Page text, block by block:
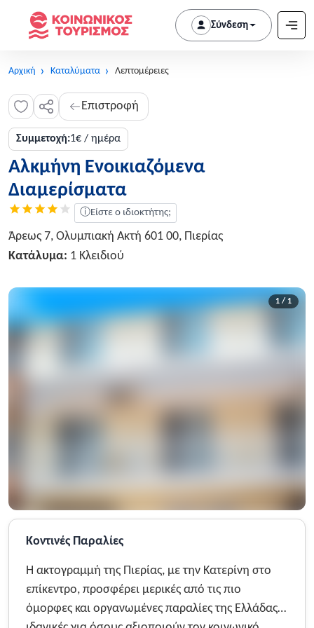
Σύνδεση
Αρχική Καταλύματα Λεπτομέρειες
Συμμετοχή:1€ / ημέρα
Αλκμήνη Ενοικιαζόμενα
Διαμερίσματα
ⓘΕίστε ο ιδιοκτήτης;
Άρεως 7, Ολυμπιακή Ακτή 601 00, Πιερίας
Κατάλυμα: 1 Κλειδιού
Επιστροφή
1 / 1
Κοντινές Παραλίες
Η ακτογραμμή της Πιερίας, με την Κατερίνη στο
επίκεντρο, προσφέρει μερικές από τις πιο
όμορφες και οργανωμένες παραλίες της Ελλάδας,